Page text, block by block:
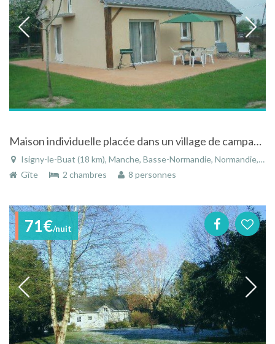
Maison individuelle placée dans un village de campage,trés calme avec un verger arboré
Isigny-le-Buat (18 km), Manche, Basse-Normandie, Normandie, France
Gîte
2 chambres 8 personnes
71€/nuit